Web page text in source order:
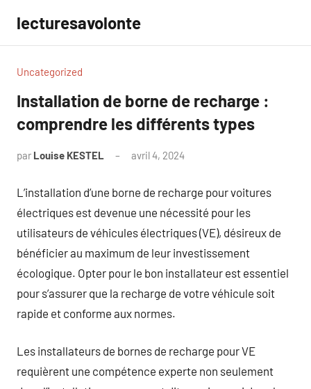
contenu
lecturesavolonte
Uncategorized
Installation de borne de recharge :
comprendre les différents types
par Louise KESTEL avril 4, 2024
L’installation d’une borne de recharge pour voitures
électriques est devenue une nécessité pour les
utilisateurs de véhicules électriques (VE), désireux de
bénéficier au maximum de leur investissement
écologique. Opter pour le bon installateur est essentiel
pour s’assurer que la recharge de votre véhicule soit
rapide et conforme aux normes.
Les installateurs de bornes de recharge pour VE
requièrent une compétence experte non seulement